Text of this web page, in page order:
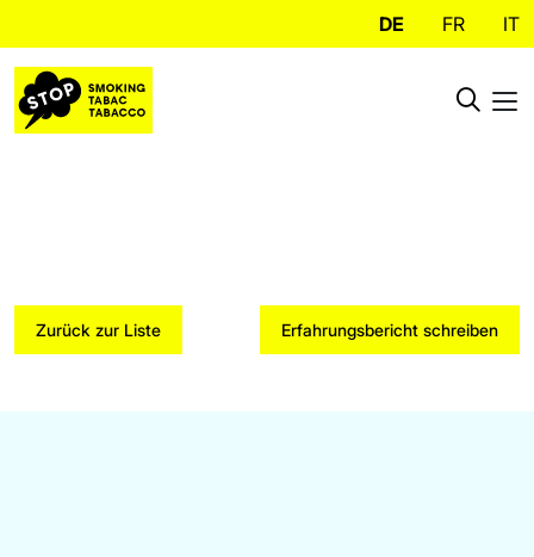
DE FR IT
Zurück zur Liste Erfahrungsbericht schreiben